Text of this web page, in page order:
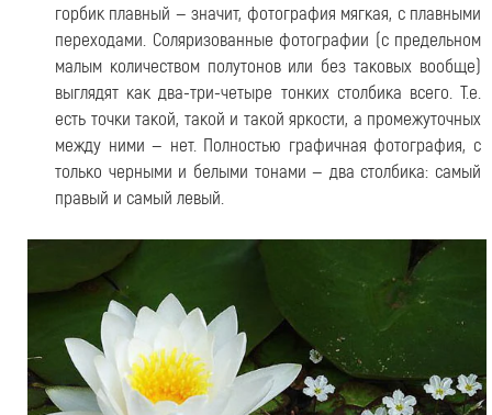
горбик плавный — значит, фотография мягкая, с плавными
переходами. Соляризованные фотографии (с предельном
малым количеством полутонов или без таковых вообще)
выглядят как два-три-четыре тонких столбика всего. Т.е.
есть точки такой, такой и такой яркости, а промежуточных
между ними — нет. Полностью графичная фотография, с
только черными и белыми тонами — два столбика: самый
правый и самый левый.